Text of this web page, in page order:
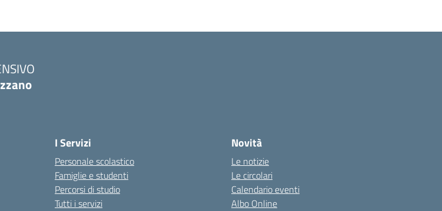
I Servizi
Personale scolastico
Famiglie e studenti
Percorsi di studio
Tutti i servizi
Novità
Le notizie
Le circolari
Calendario eventi
Albo Online